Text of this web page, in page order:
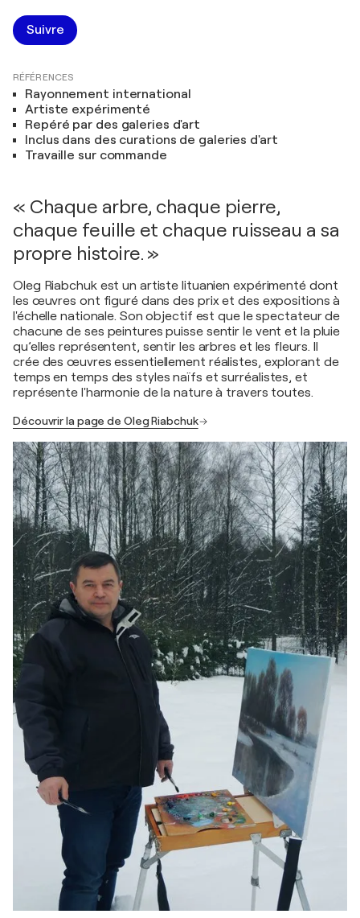
Suivre
RÉFÉRENCES
Rayonnement international
Artiste expérimenté
Repéré par des galeries d'art
Inclus dans des curations de galeries d'art
Travaille sur commande
« Chaque arbre, chaque pierre,
chaque feuille et chaque ruisseau a sa
propre histoire. »
Oleg Riabchuk est un artiste lituanien expérimenté dont
les œuvres ont figuré dans des prix et des expositions à
l'échelle nationale. Son objectif est que le spectateur de
chacune de ses peintures puisse sentir le vent et la pluie
qu’elles représentent, sentir les arbres et les fleurs. Il
crée des œuvres essentiellement réalistes, explorant de
temps en temps des styles naïfs et surréalistes, et
représente l'harmonie de la nature à travers toutes.
Découvrir la page de Oleg Riabchuk